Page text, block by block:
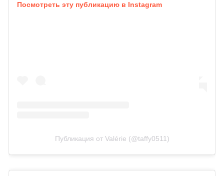
Посмотреть эту публикацию в Instagram
Публикация от Valérie (@taffy0511)